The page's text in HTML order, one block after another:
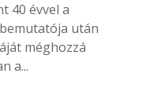
40 évvel a
után
méghozzá
a...